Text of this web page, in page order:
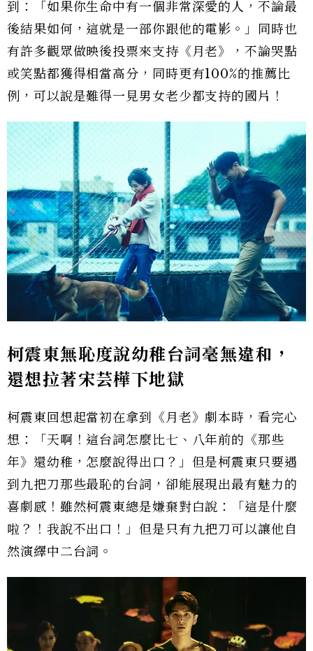
到：「如果你生命中有一個非常深愛的人，不論最
後結果如何，這就是一部你跟他的電影。」同時也
有許多觀眾做映後投票來支持《月老》，不論哭點
或笑點都獲得相當高分，同時更有100%的推薦比
例，可以說是難得一見男女老少都支持的國片！
柯震東無恥度說幼稚台詞毫無違和，
還想拉著宋芸樺下地獄
柯震東回想起當初在拿到《月老》劇本時，看完心
想：「天啊！這台詞怎麼比七、八年前的《那些
年》還幼稚，怎麼說得出口？」但是柯震東只要遇
到九把刀那些最恥的台詞，卻能展現出最有魅力的
喜劇感！雖然柯震東總是嫌棄對白說：「這是什麼
啦？！我說不出口！」但是只有九把刀可以讓他自
然演繹中二台詞。